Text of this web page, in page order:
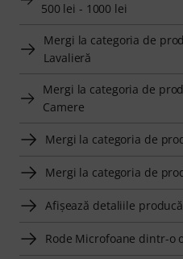
500 lei - 1000 lei
Mergi la categoria de
Lavalieră
Mergi la categoria de
Camere
Mergi la categoria de
Mergi la categoria de
Afişează detaliile
Rode Microfoane dintr-o